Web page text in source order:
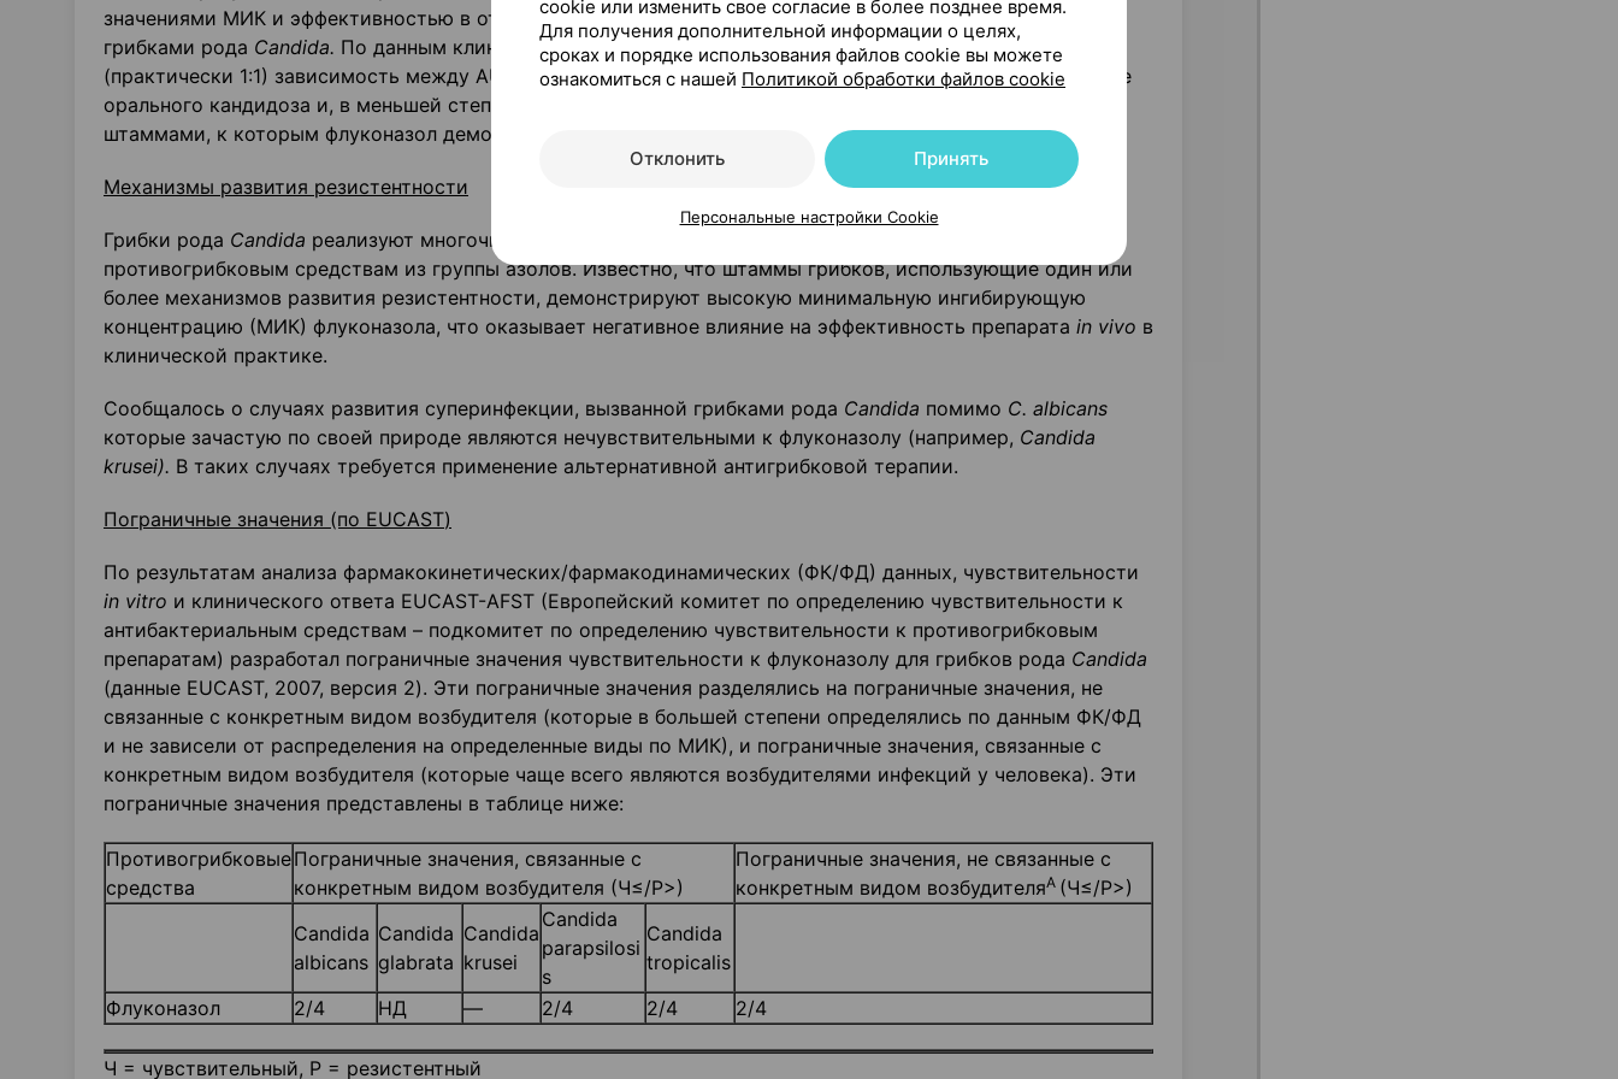
значениями МИК и эффективностью в отношении экспериментальных моделей микозов, вызванных
грибками рода Candida. По данным клинических исследований, существует практически линейная
(практически 1:1) зависимость между AUC или дозой и положительным клиническим ответом на лечение
орального кандидоза и, в меньшей степени, кандидемии. Аналогично, лечение инфекций, вызванных
штаммами, к которым флуконазол демонстрирует более высокую МИК, менее эффективно.
Механизмы развития резистентности
Грибки рода Candida реализуют многочисленные механизмы развития резистентности к
противогрибковым средствам из группы азолов. Известно, что штаммы грибков, использующие один или
более механизмов развития резистентности, демонстрируют высокую минимальную ингибирующую
концентрацию (МИК) флуконазола, что оказывает негативное влияние на эффективность препарата in vivo в
клинической практике.
Сообщалось о случаях развития суперинфекции, вызванной грибками рода Candida помимо С. albicans
которые зачастую по своей природе являются нечувствительными к флуконазолу (например, Candida
krusei). В таких случаях требуется применение альтернативной антигрибковой терапии.
Пограничные значения (по EUCAST)
По результатам анализа фармакокинетических/фармакодинамических (ФК/ФД) данных, чувствительности
in vitro и клинического ответа EUCAST-AFST (Европейский комитет по определению чувствительности к
антибактериальным средствам – подкомитет по определению чувствительности к противогрибковым
препаратам) разработал пограничные значения чувствительности к флуконазолу для грибков рода Candida
(данные EUCAST, 2007, версия 2). Эти пограничные значения разделялись на пограничные значения, не
связанные с конкретным видом возбудителя (которые в большей степени определялись по данным ФК/ФД
и не зависели от распределения на определенные виды по МИК), и пограничные значения, связанные с
конкретным видом возбудителя (которые чаще всего являются возбудителями инфекций у человека). Эти
пограничные значения представлены в таблице ниже:
Противогрибковые
средства
Пограничные значения, связанные с
конкретным видом возбудителя (Ч≤/Р>)
Пограничные значения, не связанные с
конкретным видом возбудителяА (Ч≤/Р>)
Candida
albicans
Candida
glabrata
Candida
krusei
Candida
parapsilosi
s
Candida
tropicalis
Флуконазол
2/4 НД — 2/4 2/4 2/4
Ч = чувствительный, Р = резистентный
cookie или изменить свое согласие в более позднее время.
Для получения дополнительной информации о целях,
сроках и порядке использования файлов cookie вы можете
ознакомиться с нашей Политикой обработки файлов cookie
Отклонить Принять
Персональные настройки Cookie